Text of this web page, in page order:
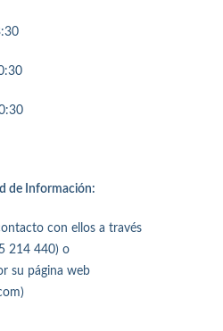
de Información:
con ellos a través
214 440) o
su página web